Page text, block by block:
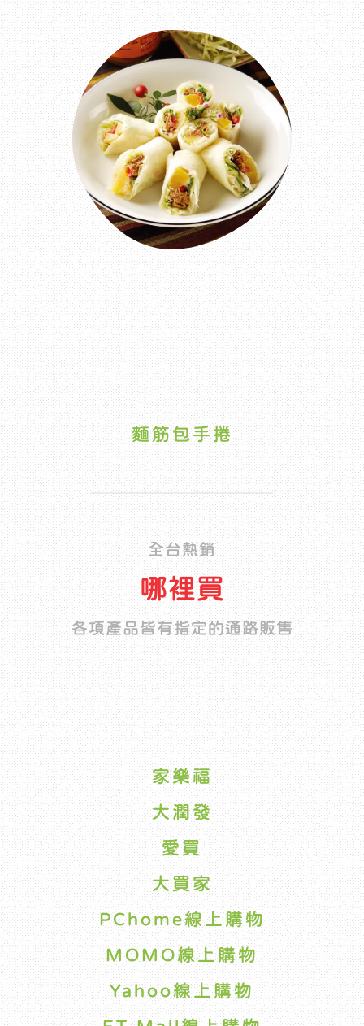
麵筋包手捲
全台熱銷
哪裡買
各項產品皆有指定的通路販售
家樂福
大潤發
愛買
大買家
PChome線上購物
MOMO線上購物
Yahoo線上購物